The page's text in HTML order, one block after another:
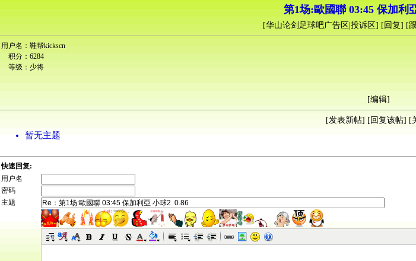
第1场:歐國聯 03:45 保加利
[华山论剑足球吧广告区|投诉区] [ 回复] [
用户名： 鞋帮kickscn
积分： 6284
等级： 少将
[编辑]
[发表新帖] [回复该帖] [
暂无主题
快速回复:
用户名
密码
主题